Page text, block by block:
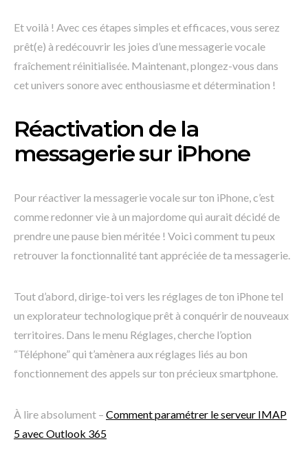
Et voilà ! Avec ces étapes simples et efficaces, vous serez
prêt(e) à redécouvrir les joies d’une messagerie vocale
fraîchement réinitialisée. Maintenant, plongez-vous dans
cet univers sonore avec enthousiasme et détermination !
Réactivation de la
messagerie sur iPhone
Pour réactiver la messagerie vocale sur ton iPhone, c’est
comme redonner vie à un majordome qui aurait décidé de
prendre une pause bien méritée ! Voici comment tu peux
retrouver la fonctionnalité tant appréciée de ta messagerie.
Tout d’abord, dirige-toi vers les réglages de ton iPhone tel
un explorateur technologique prêt à conquérir de nouveaux
territoires. Dans le menu Réglages, cherche l’option
“Téléphone” qui t’amènera aux réglages liés au bon
fonctionnement des appels sur ton précieux smartphone.
À lire absolument – Comment paramétrer le serveur IMAP
5 avec Outlook 365